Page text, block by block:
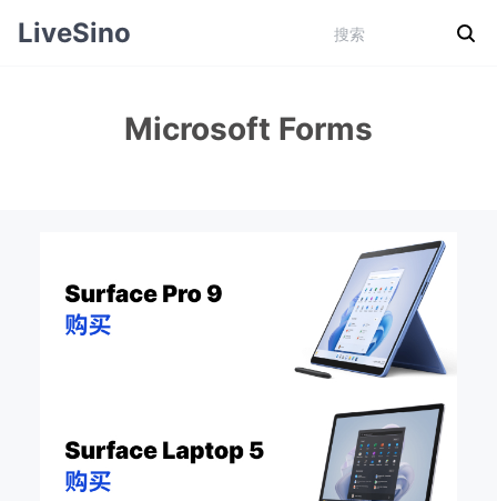
LiveSino
Microsoft Forms